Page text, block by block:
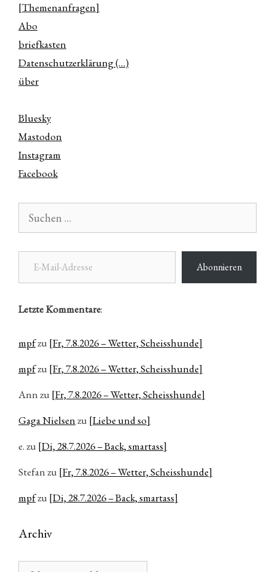
[Themenanfragen]
Abo
briefkasten
Datenschutzerklärung (…)
über
Bluesky
Mastodon
Instagram
Facebook
nach:
E-Mail-Adresse
Abonnieren
Letzte Kommentare:
mpfzu [Fr, 7.8.2026 – Wetter, Scheisshunde]
mpfzu [Fr, 7.8.2026 – Wetter, Scheisshunde]
Annzu [Fr, 7.8.2026 – Wetter, Scheisshunde]
Gaga Nielsenzu [Liebe und so]
e.zu [Di, 28.7.2026 – Back, smartass]
Stefanzu [Fr, 7.8.2026 – Wetter, Scheisshunde]
mpfzu [Di, 28.7.2026 – Back, smartass]
Archiv